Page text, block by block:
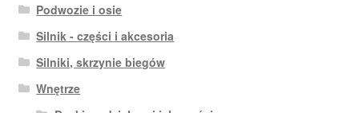
Podwozie i osie
Silnik - części i akcesoria
Silniki, skrzynie biegów
Wnętrze